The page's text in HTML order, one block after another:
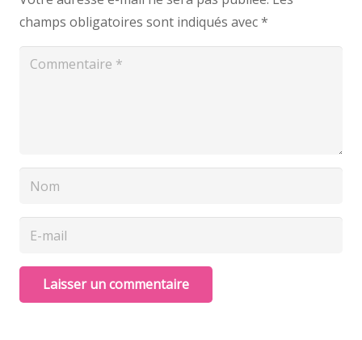
champs obligatoires sont indiqués avec*
Laisser un commentaire